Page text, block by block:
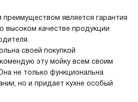
является гарантия
высоком качестве продукции
своей покупкой
эту мойку всем своим
не только функциональна
но и придает кухне особый